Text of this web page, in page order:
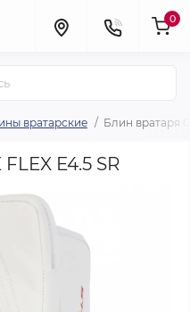
0
вратарские Блин вратаря
E4.5 SR